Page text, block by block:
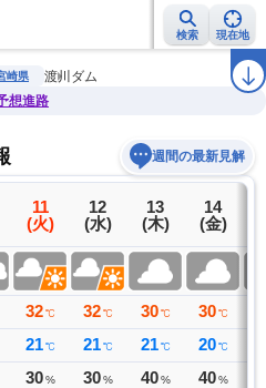
検索 現在地
情報 警報・注意報 ラ
崎県
渡川ダム
想進路
週間の最新見解
11
(火)
32 ℃
21 ℃
30 %
12
(水)
32 ℃
21 ℃
30 %
13
(木)
30 ℃
21 ℃
40 %
14
(金)
30 ℃
20 ℃
40 %